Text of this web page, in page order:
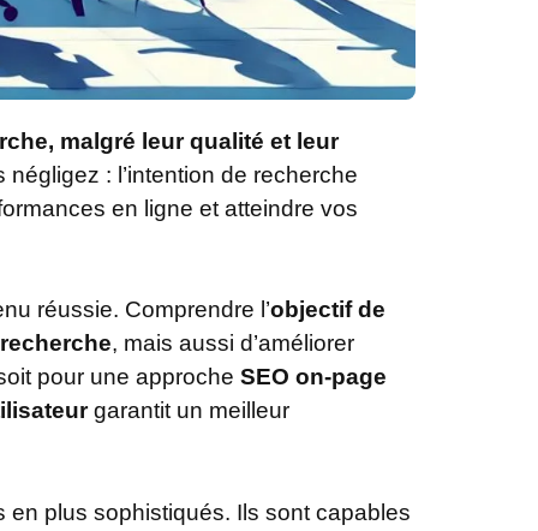
malgré leur qualité et leur
: l’intention de recherche
en ligne et atteindre vos
réussie. Comprendre l’objectif de
, mais aussi d’améliorer
pour une approche SEO on-page
garantit un meilleur
en plus sophistiqués. Ils sont capables